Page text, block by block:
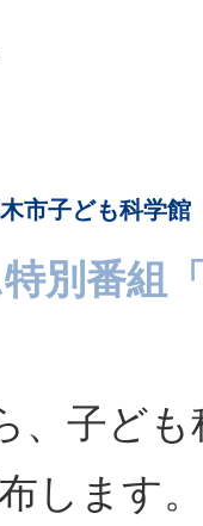
市子ども科学館
別番組
、子ど
します